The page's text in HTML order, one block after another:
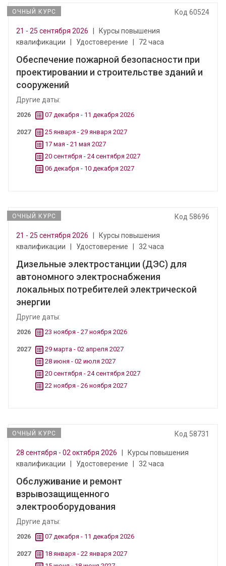
ОЧНЫЙ КУРС Код 60524
21 - 25 сентября 2026
Курсы повышения
квалификации
Удостоверение 72 часа
Обеспечение пожарной безопасности при
проектировании и строительстве зданий и
сооружений
Другие даты:
2026 07 декабря - 11 декабря 2026
2027
25 января - 29 января 2027
17 мая - 21 мая 2027
20 сентября - 24 сентября 2027
06 декабря - 10 декабря 2027
ОЧНЫЙ КУРС Код 58696
21 - 25 сентября 2026
Курсы повышения
квалификации
Удостоверение 32 часа
Дизельные электростанции (ДЭС) для
автономного электроснабжения
локальных потребителей электрической
энергии
Другие даты:
2026 23 ноября - 27 ноября 2026
2027
29 марта - 02 апреля 2027
28 июня - 02 июля 2027
20 сентября - 24 сентября 2027
22 ноября - 26 ноября 2027
ОЧНЫЙ КУРС Код 58731
28 сентября - 02 октября 2026
Курсы повышения
квалификации
Удостоверение 32 часа
Обслуживание и ремонт
взрывозащищенного
электрооборудования
Другие даты:
2026 07 декабря - 11 декабря 2026
2027
18 января - 22 января 2027